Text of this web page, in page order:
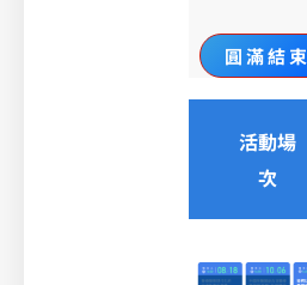
圓滿結束
活動場
次